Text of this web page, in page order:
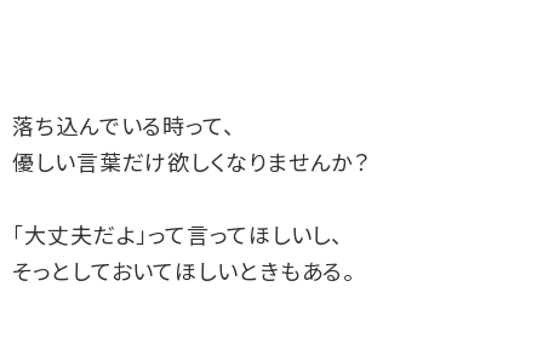
落ち込んでいる時って、
優しい言葉だけ欲しくなりませんか？
「大丈夫だよ」って言ってほしいし、
そっとしておいてほしいときもある。